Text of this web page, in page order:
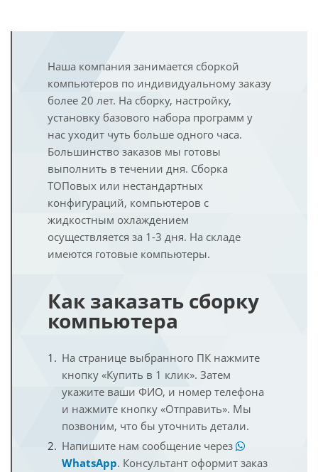
Наша компания занимается сборкой
компьютеров по индивидуальному заказу
более 20 лет. На сборку, настройку,
установку базового набора программ у
нас уходит чуть больше одного часа.
Большинство заказов мы готовы
выполнить в течении дня. Сборка
ТОПовых или нестандартных
конфигураций, компьютеров с
жидкостным охлаждением
осуществляется за 1-3 дня. На складе
имеются готовые компьютеры.
Как заказать сборку
компьютера
На странице выбранного ПК нажмите
кнопку «Купить в 1 клик». Затем
укажите ваши ФИО, и номер телефона
и нажмите кнопку «Отправить». Мы
позвоним, что бы уточнить детали.
Напишите нам сообщение через
WhatsApp. Консультант оформит заказ